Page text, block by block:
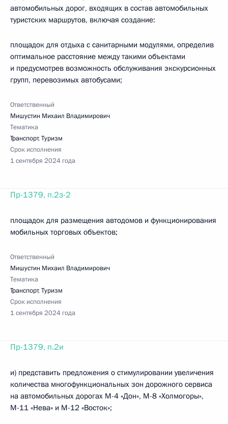
автомобильных дорог, входящих в состав автомобильных
туристских маршрутов, включая создание:
площадок для отдыха с санитарными модулями, определив
оптимальное расстояние между такими объектами
и предусмотрев возможность обслуживания экскурсионных
групп, перевозимых автобусами;
Ответственный
Мишустин Михаил Владимирович
Тематика
Транспорт,Туризм
Срок исполнения
1 сентября 2024 года
Пр-1379, п.2з-2
площадок для размещения автодомов и функционирования
мобильных торговых объектов;
Ответственный
Мишустин Михаил Владимирович
Тематика
Транспорт,Туризм
Срок исполнения
1 сентября 2024 года
Пр-1379, п.2и
и) представить предложения о стимулировании увеличения
количества многофункциональных зон дорожного сервиса
на автомобильных дорогах М-4 «Дон», М-8 «Холмогоры»,
М-11 «Нева» и М-12 «Восток»;